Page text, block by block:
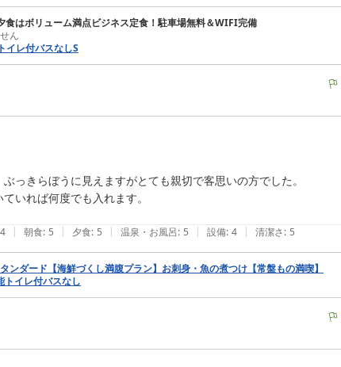
食はボリューム満点ビジネス定食！駐車場無料＆WIFI完備
ん
イレ付バスなしS
っきらぼうに見えますがとても親切で客思いの方でした。
いれば何度でも入れます。
4 | 朝食: 5 | 夕食: 5 | 温泉・お風呂: 5 | 設備: 4 | 清潔さ: 5
ンダード【海鮮づくし満腹プラン】お刺身・魚の煮つけ【常盤もの満喫】
トイレ付バスなし